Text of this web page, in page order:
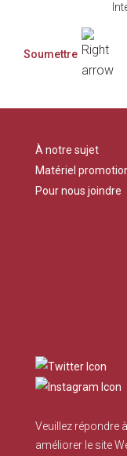
À notre sujet
Matériel
Pour nous joindre
Veuillez répondre
améliorer le site